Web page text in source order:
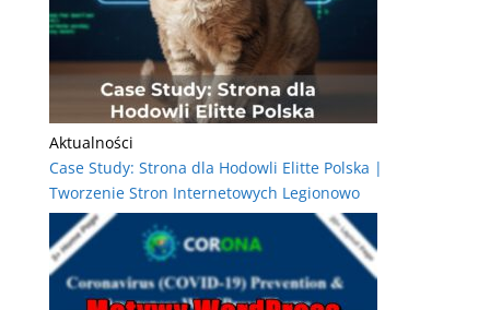
Aktualności
Case Study: Strona dla Hodowli Elitte Polska |
Tworzenie Stron Internetowych Legionowo